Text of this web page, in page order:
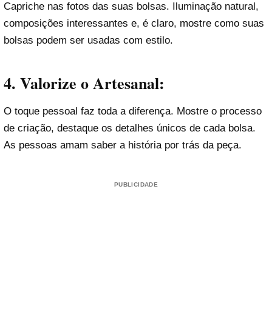
Capriche nas fotos das suas bolsas. Iluminação natural,
composições interessantes e, é claro, mostre como suas
bolsas podem ser usadas com estilo.
4. Valorize o Artesanal:
O toque pessoal faz toda a diferença. Mostre o processo
de criação, destaque os detalhes únicos de cada bolsa.
As pessoas amam saber a história por trás da peça.
PUBLICIDADE